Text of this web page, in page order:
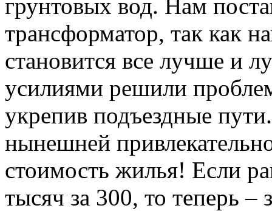
грунтовых вод. Нам
трансформатор, так как
становится все лучше и
усилиями решили
укрепив подъездные
нынешней
стоимость жилья! Если
тысяч за 300, то теперь –